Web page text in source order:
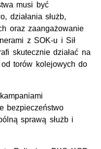
musi być
działania służb,
oraz zaangażowanie
z SOK-u i Sił
skutecznie działać na
torów kolejowych do
bezpieczeństwo
sprawą służb i